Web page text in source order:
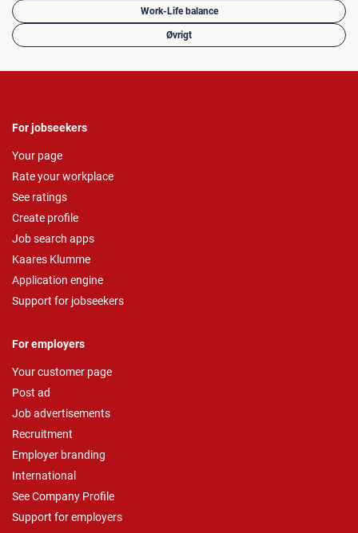
Work-Life balance
Øvrigt
For jobseekers
Your page
Rate your workplace
See ratings
Create profile
Job search apps
Kaares Klumme
Application engine
Support for jobseekers
For employers
Your customer page
Post ad
Job advertisements
Recruitment
Employer branding
International
See Company Profile
Support for employers